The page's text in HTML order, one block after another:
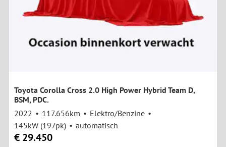
Toyota Corolla Cross 2.0 High Power Hybrid Team D,
BSM, PDC.
2022
117.656km
Elektro/Benzine
145kW (197pk)
automatisch
€ 29.450